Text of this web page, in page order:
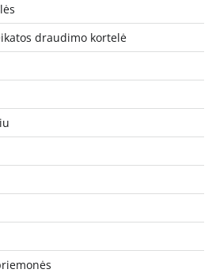
draudimo kortelė